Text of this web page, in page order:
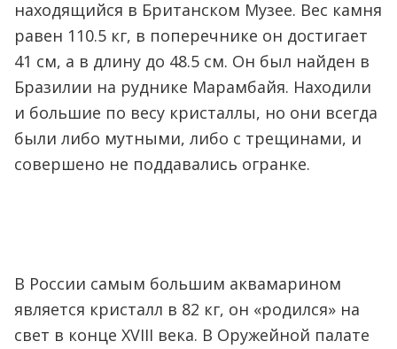
находящийся в Британском Музее. Вес камня
равен 110.5 кг, в поперечнике он достигает
41 см, а в длину до 48.5 см. Он был найден в
Бразилии на руднике Марамбайя. Находили
и большие по весу кристаллы, но они всегда
были либо мутными, либо с трещинами, и
совершено не поддавались огранке.
В России самым большим аквамарином
является кристалл в 82 кг, он «родился» на
свет в конце XVIII века. В Оружейной палате